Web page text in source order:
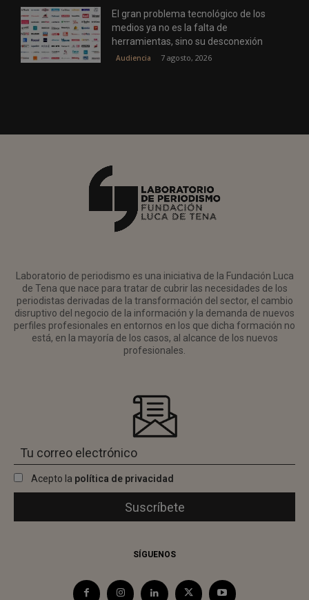
El gran problema tecnológico de los
medios ya no es la falta de
herramientas, sino su desconexión
Audiencia 7 agosto, 2026
Laboratorio de periodismo es una iniciativa de la Fundación Luca
de Tena que nace para tratar de cubrir las necesidades de los
periodistas derivadas de la transformación del sector, el cambio
disruptivo del negocio de la información y la demanda de nuevos
perfiles profesionales en entornos en los que dicha formación no
está, en la mayoría de los casos, al alcance de los nuevos
profesionales.
Acepto la política de privacidad
SÍGUENOS